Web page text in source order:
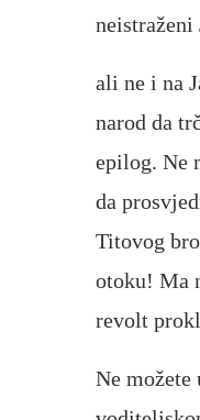
neistraženi
ali ne i na
narod da
epilog. Ne
da
Titovog
otoku! Ma
revolt
Ne